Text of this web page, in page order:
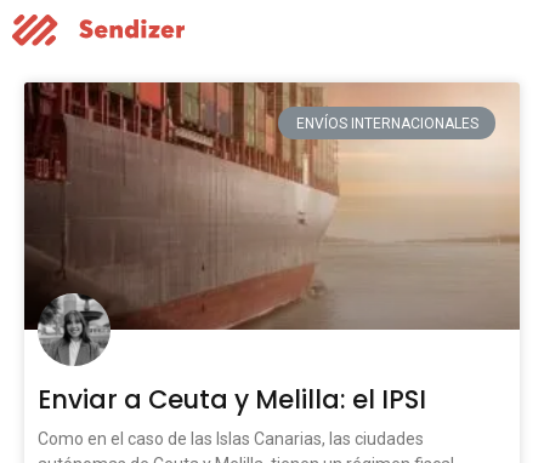
ENVÍOS INTERNACIONALES
Enviar a Ceuta y Melilla: el IPSI
Como en el caso de las Islas Canarias, las ciudades